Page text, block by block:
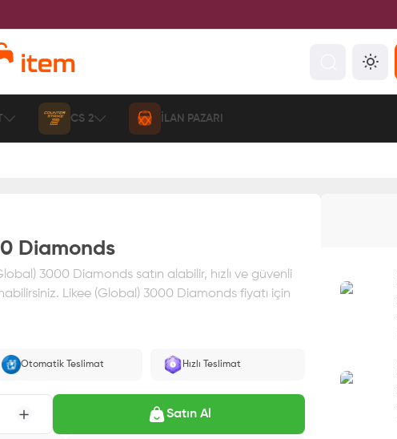
CS 2 İLAN PAZARI
Diamonds
3000 Diamonds satın alabilir, hızlı ve güvenli
Likee (Global) 3000 Diamonds fiyatı için
Otomatik Teslimat Hızlı Teslimat
Satın Al